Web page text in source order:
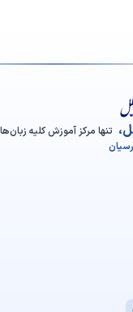
تنها مرکز آموزش کلیه